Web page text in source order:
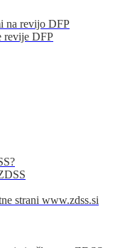
na revijo DFP
revije DFP
strani www.zdss.si